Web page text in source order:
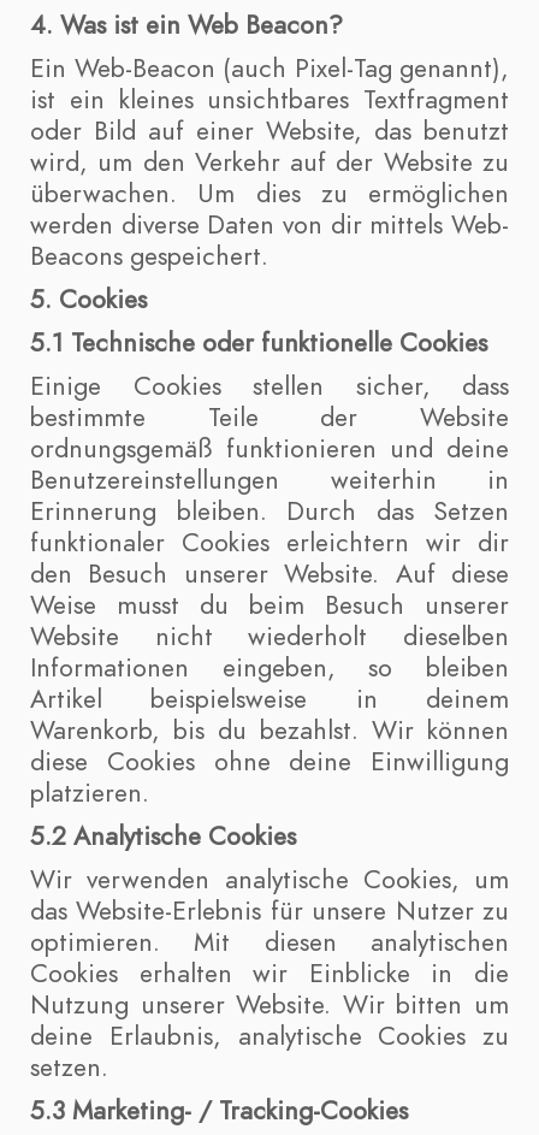
4. Was ist ein Web Beacon?
Ein Web-Beacon (auch Pixel-Tag genannt),
ist ein kleines unsichtbares Textfragment
oder Bild auf einer Website, das benutzt
wird, um den Verkehr auf der Website zu
überwachen. Um dies zu ermöglichen
werden diverse Daten von dir mittels Web-
Beacons gespeichert.
5. Cookies
5.1 Technische oder funktionelle Cookies
Einige Cookies stellen sicher, dass
bestimmte Teile der Website
ordnungsgemäß funktionieren und deine
Benutzereinstellungen weiterhin in
Erinnerung bleiben. Durch das Setzen
funktionaler Cookies erleichtern wir dir
den Besuch unserer Website. Auf diese
Weise musst du beim Besuch unserer
Website nicht wiederholt dieselben
Informationen eingeben, so bleiben
Artikel beispielsweise in deinem
Warenkorb, bis du bezahlst. Wir können
diese Cookies ohne deine Einwilligung
platzieren.
5.2 Analytische Cookies
Wir verwenden analytische Cookies, um
das Website-Erlebnis für unsere Nutzer zu
optimieren. Mit diesen analytischen
Cookies erhalten wir Einblicke in die
Nutzung unserer Website. Wir bitten um
deine Erlaubnis, analytische Cookies zu
setzen.
5.3 Marketing- / Tracking-Cookies